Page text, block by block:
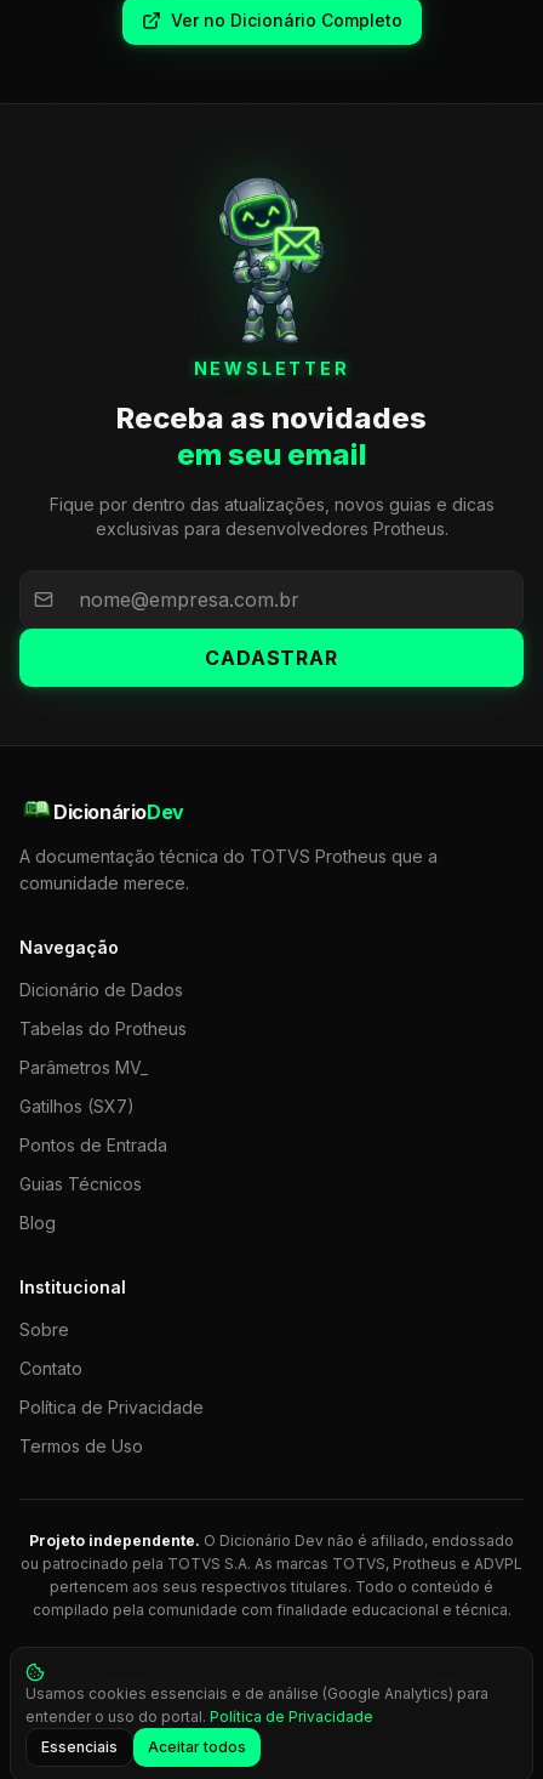
Ver no Dicionário Completo
NEWSLETTER
Receba as novidades
em seu email
Fique por dentro das atualizações, novos guias e dicas
exclusivas para desenvolvedores Protheus.
CADASTRAR
DicionárioDev
A documentação técnica do TOTVS Protheus que a
comunidade merece.
Navegação
Dicionário de Dados
Tabelas do Protheus
Parâmetros MV_
Gatilhos (SX7)
Pontos de Entrada
Guias Técnicos
Blog
Institucional
Sobre
Contato
Política de Privacidade
Termos de Uso
Projeto independente. O Dicionário Dev não é afiliado, endossado
ou patrocinado pela TOTVS S.A. As marcas TOTVS, Protheus e ADVPL
pertencem aos seus respectivos titulares. Todo o conteúdo é
compilado pela comunidade com finalidade educacional e técnica.
© 2026 Dicionário Dev. Feito com 💚 para desenvolvedores
Protheus.
Press Ctrl+K
Usamos cookies essenciais e de análise (Google Analytics) para
entender o uso do portal. Política de Privacidade
Essenciais
Aceitar todos